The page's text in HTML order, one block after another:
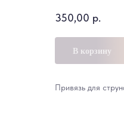
350,00 р.
В корзину
Привязь для